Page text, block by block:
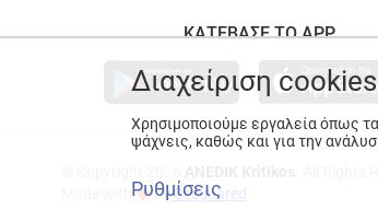
ΚΑΤΕΒΑΣΕ ΤΟ APP
Made with
byDesquared
Διαχείριση
Χρησιμοποιούμε εργαλεία όπως
ψάχνεις, καθώς και για την
Ρυθμίσεις